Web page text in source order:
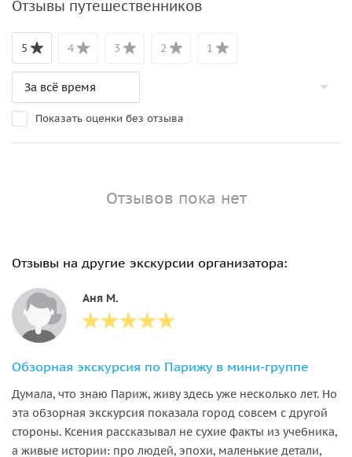
Отзывы путешественников
5 4 3 2 1
Показать оценки без отзыва
Отзывов пока нет
Отзывы на другие экскурсии организатора:
Аня М.
Обзорная экскурсия по Парижу в мини-группе
Думала, что знаю Париж, живу здесь уже несколько лет. Но
эта обзорная экскурсия показала город совсем с другой
стороны. Ксения рассказывал не сухие факты из учебника,
а живые истории: про людей, эпохи, маленькие детали,